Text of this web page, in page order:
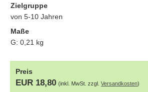
Zielgruppe
von 5-10 Jahren
Maße
G:0,21 kg
Preis
EUR 18,80 (inkl. MwSt. zzgl.Versandkosten)